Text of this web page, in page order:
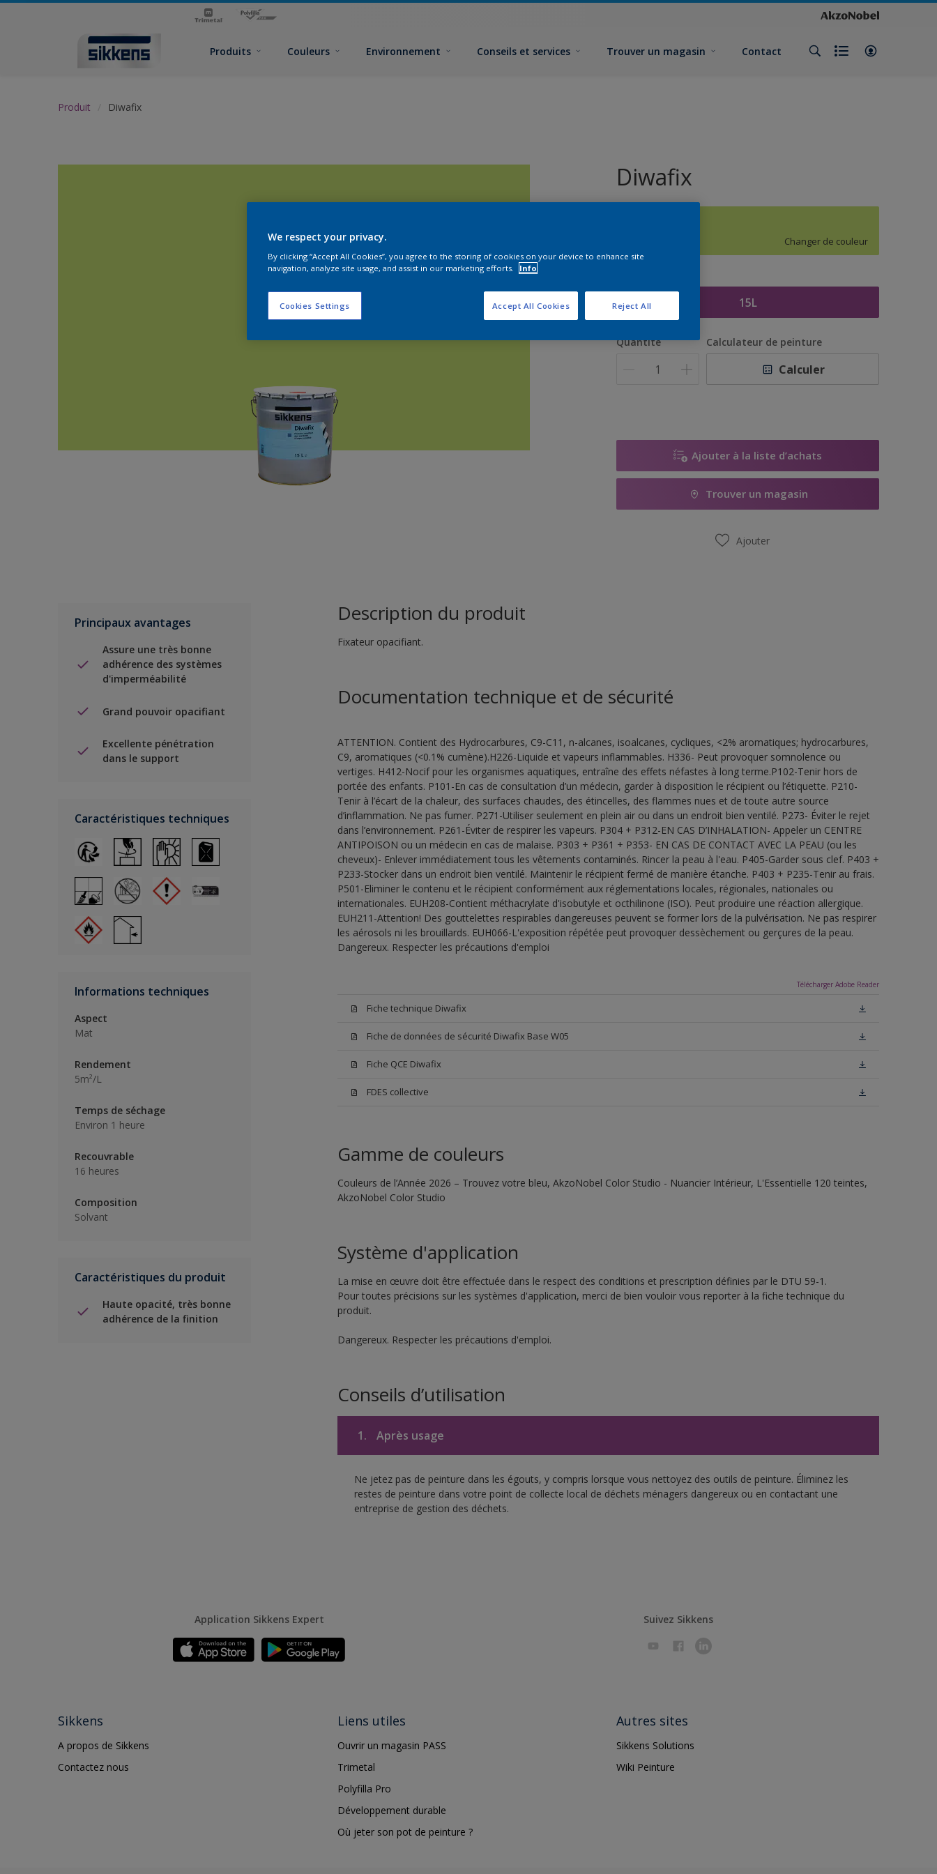
Produits Couleurs Environnement Conseils et services Trouver un magasin Contact
Produit Diwafix
Diwafix
Changer de couleur
15L
Quantité Calculateur de peinture
Calculer
Ajouter à la liste d’achats
Trouver un magasin
Ajouter
Principaux avantages
Assure une très bonne
adhérence des systèmes
d'imperméabilité
Grand pouvoir opacifiant
Excellente pénétration
dans le support
Caractéristiques techniques
Informations techniques
Aspect
Mat
Rendement
5m²/L
Temps de séchage
Environ 1 heure
Recouvrable
16 heures
Composition
Solvant
Caractéristiques du produit
Haute opacité, très bonne
adhérence de la finition
Description du produit
Fixateur opacifiant.
Documentation technique et de sécurité
ATTENTION. Contient des Hydrocarbures, C9-C11, n-alcanes, isoalcanes, cycliques, <2% aromatiques; hydrocarbures,
C9, aromatiques (<0.1% cumène).H226-Liquide et vapeurs inflammables. H336- Peut provoquer somnolence ou
vertiges. H412-Nocif pour les organismes aquatiques, entraîne des effets néfastes à long terme.P102-Tenir hors de
portée des enfants. P101-En cas de consultation d’un médecin, garder à disposition le récipient ou l’étiquette. P210-
Tenir à l’écart de la chaleur, des surfaces chaudes, des étincelles, des flammes nues et de toute autre source
d’inflammation. Ne pas fumer. P271-Utiliser seulement en plein air ou dans un endroit bien ventilé. P273- Éviter le rejet
dans l’environnement. P261-Éviter de respirer les vapeurs. P304 + P312-EN CAS D’INHALATION- Appeler un CENTRE
ANTIPOISON ou un médecin en cas de malaise. P303 + P361 + P353- EN CAS DE CONTACT AVEC LA PEAU (ou les
cheveux)- Enlever immédiatement tous les vêtements contaminés. Rincer la peau à l'eau. P405-Garder sous clef. P403 +
P233-Stocker dans un endroit bien ventilé. Maintenir le récipient fermé de manière étanche. P403 + P235-Tenir au frais.
P501-Eliminer le contenu et le récipient conformément aux réglementations locales, régionales, nationales ou
internationales. EUH208-Contient méthacrylate d'isobutyle et octhilinone (ISO). Peut produire une réaction allergique.
EUH211-Attention! Des gouttelettes respirables dangereuses peuvent se former lors de la pulvérisation. Ne pas respirer
les aérosols ni les brouillards. EUH066-L'exposition répétée peut provoquer dessèchement ou gerçures de la peau.
Dangereux. Respecter les précautions d'emploi
Télécharger Adobe Reader
Fiche technique Diwafix
Fiche de données de sécurité Diwafix Base W05
Fiche QCE Diwafix
FDES collective
Gamme de couleurs
Couleurs de l’Année 2026 – Trouvez votre bleu, AkzoNobel Color Studio - Nuancier Intérieur, L'Essentielle 120 teintes,
AkzoNobel Color Studio
Système d'application
La mise en œuvre doit être effectuée dans le respect des conditions et prescription définies par le DTU 59-1.
Pour toutes précisions sur les systèmes d'application, merci de bien vouloir vous reporter à la fiche technique du
produit.
Dangereux. Respecter les précautions d'emploi.
Conseils d’utilisation
1. Après usage
Ne jetez pas de peinture dans les égouts, y compris lorsque vous nettoyez des outils de peinture. Éliminez les
restes de peinture dans votre point de collecte local de déchets ménagers dangereux ou en contactant une
entreprise de gestion des déchets.
Application Sikkens Expert Suivez Sikkens
Sikkens
A propos de Sikkens
Contactez nous
Liens utiles
Ouvrir un magasin PASS
Trimetal
Polyfilla Pro
Développement durable
Où jeter son pot de peinture ?
Autres sites
Sikkens Solutions
Wiki Peinture
We respect your privacy.
By clicking “Accept All Cookies”, you agree to the storing of cookies on your device to enhance site
navigation, analyze site usage, and assist in our marketing efforts.
Info
Cookies Settings Reject All
Accept All Cookies